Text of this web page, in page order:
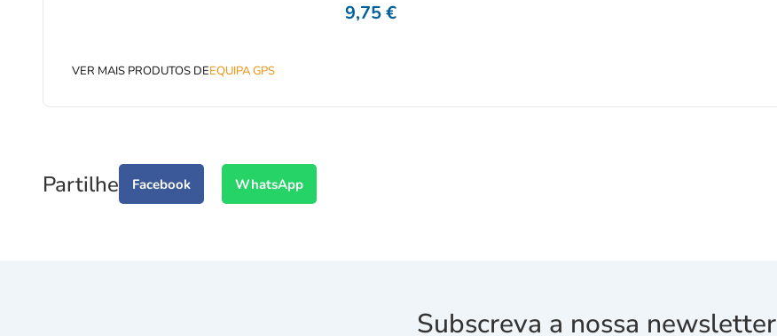
9,75€
VER MAIS PRODUTOS DEEQUIPA GPS
Partilhe Facebook WhatsApp
Subscreva a nossa newsletter